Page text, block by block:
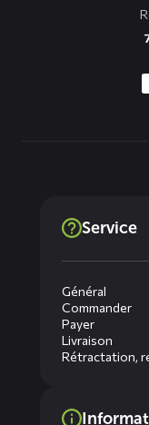
Service
Général
Commander
Payer
Livraison
Rétractation,